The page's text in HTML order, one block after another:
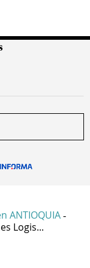
ANTIOQUIA -
Logis...